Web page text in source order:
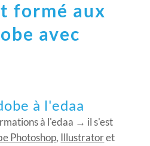
formé aux
avec
à l'edaa
à l'edaa → il s'est
Photoshop, Illustratoret